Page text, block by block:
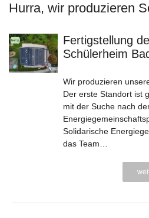
Hurra, wir produzieren
Fertigstellung
Schülerheim
Wir produzieren
Der erste Standort ist
mit der Suche nach
Solidarische
das Team…